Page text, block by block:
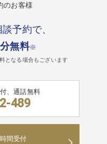
のお客様
予約で、
無料※
となる場合もございます
、通話無料
489
間受付